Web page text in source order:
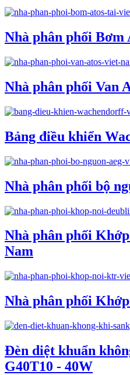
Nhà phân phối Bơm
Nhà phân phối Van
Bảng điều khiển
Nhà phân phối bộ
Nhà phân phối
Nam
Nhà phân phối
Đèn diệt khuẩn
G40T10 - 40W